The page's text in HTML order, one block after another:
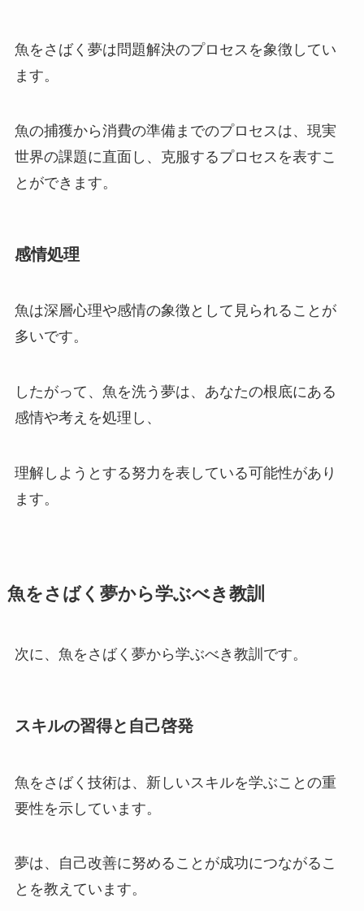
魚をさばく夢は問題解決のプロセスを象徴してい
ます。
魚の捕獲から消費の準備までのプロセスは、現実
世界の課題に直面し、克服するプロセスを表すこ
とができます。
感情処理
魚は深層心理や感情の象徴として見られることが
多いです。
したがって、魚を洗う夢は、あなたの根底にある
感情や考えを処理し、
理解しようとする努力を表している可能性があり
ます。
魚をさばく夢から学ぶべき教訓
次に、魚をさばく夢から学ぶべき教訓です。
スキルの習得と自己啓発
魚をさばく技術は、新しいスキルを学ぶことの重
要性を示しています。
夢は、自己改善に努めることが成功につながるこ
とを教えています。